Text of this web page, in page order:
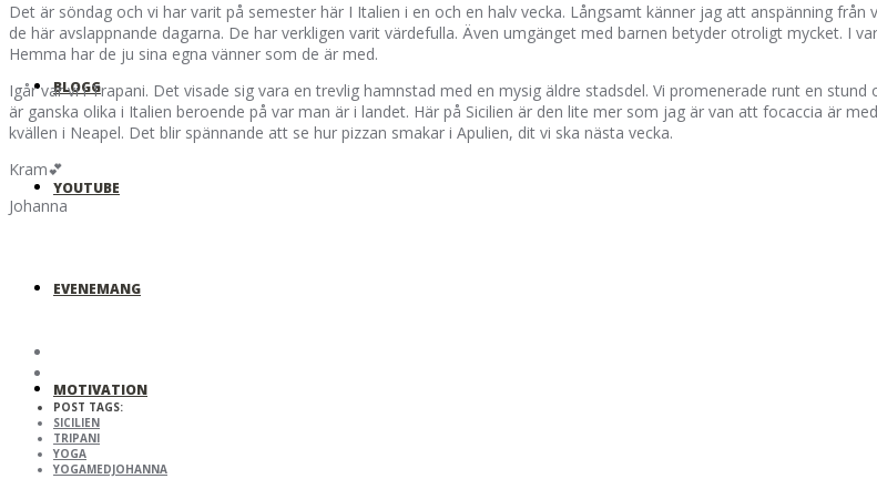
BLOGG
YOUTUBE
EVENEMANG
MOTIVATION
Det är söndag och vi har varit på semester här I Italien i en och en halv vecka. Långsamt känner jag att anspänning
de här avslappnande dagarna. De har verkligen varit värdefulla. Även umgänget med barnen betyder otroligt mycket. I
Hemma har de ju sina egna vänner som de är med.
Igår var vi i Trapani. Det visade sig vara en trevlig hamnstad med en mysig äldre stadsdel. Vi promenerade runt en
är ganska olika i Italien beroende på var man är i landet. Här på Sicilien är den lite mer som jag är van att focaccia är
kvällen i Neapel. Det blir spännande att se hur pizzan smakar i Apulien, dit vi ska nästa vecka.
Kram💕
Johanna
POST TAGS:
SICILIEN
TRIPANI
YOGA
YOGAMEDJOHANNA